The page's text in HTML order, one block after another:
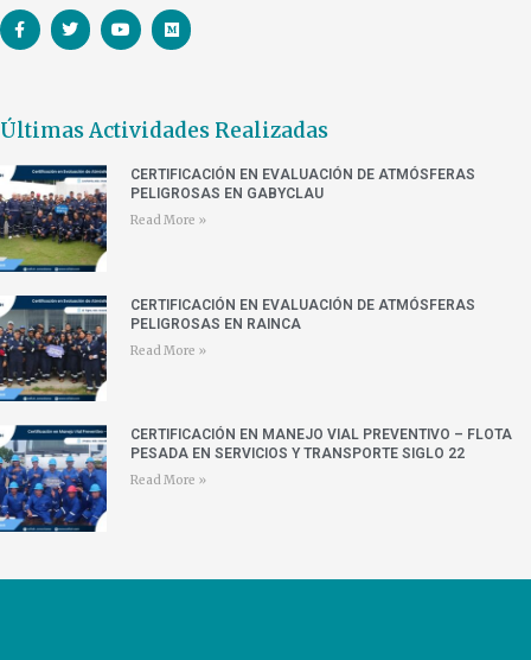
Últimas Actividades Realizadas
CERTIFICACIÓN EN EVALUACIÓN DE ATMÓSFERAS
PELIGROSAS EN GABYCLAU
Read More »
CERTIFICACIÓN EN EVALUACIÓN DE ATMÓSFERAS
PELIGROSAS EN RAINCA
Read More »
CERTIFICACIÓN EN MANEJO VIAL PREVENTIVO – FLOTA
PESADA EN SERVICIOS Y TRANSPORTE SIGLO 22
Read More »